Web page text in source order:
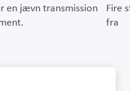
en jævn transmission
Fire
fra